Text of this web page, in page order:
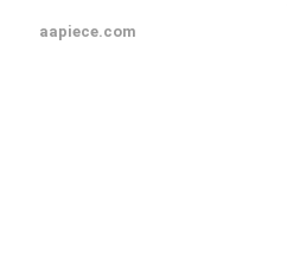
aapiece.com